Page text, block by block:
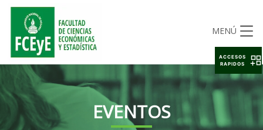
MENÚ
EVENTOS
ACCESOS
RAPIDOS